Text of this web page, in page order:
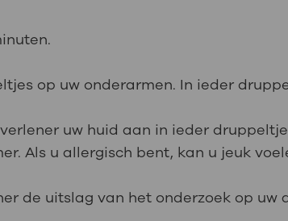
op uw onderarmen. In ieder
uw huid aan in ieder
Als u allergisch bent, kan u jeuk
de uitslag van het onderzoek op uw